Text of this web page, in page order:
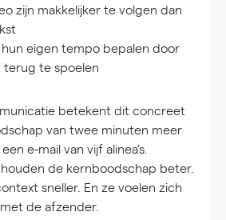
zijn makkelijker te volgen dan
hun eigen tempo bepalen door
te spoelen
betekent dit concreet
van twee minuten meer
e-mail van vijf alinea’s.
de kernboodschap beter.
sneller. En ze voelen zich
de afzender.